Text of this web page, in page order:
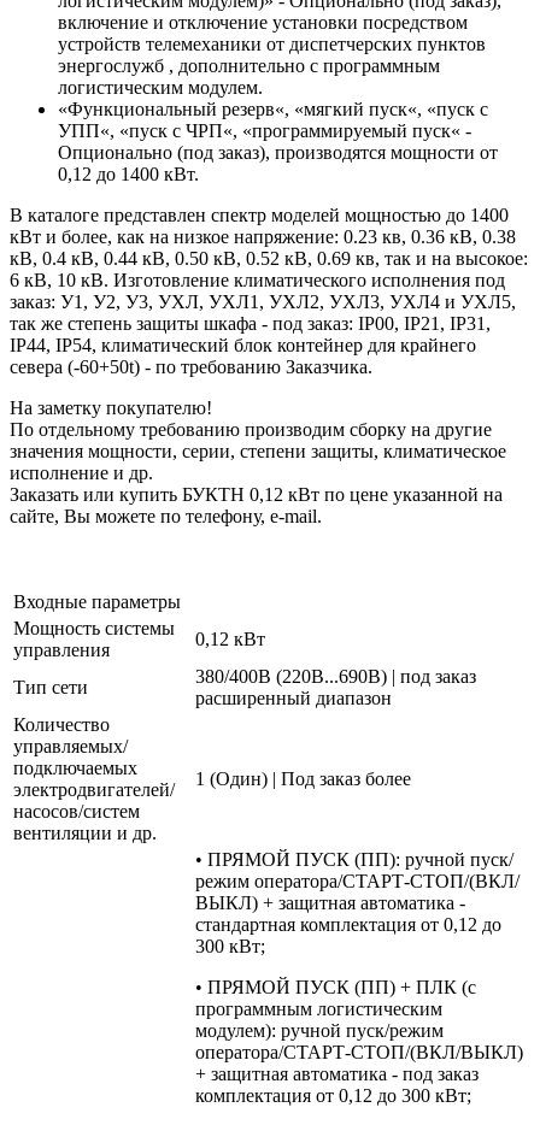
включение и отключение установки посредством
устройств телемеханики от диспетчерских пунктов
энергослужб , дополнительно с программным
логистическим модулем.
«Функциональный резерв«, «мягкий пуск«, «пуск с
УПП«, «пуск с ЧРП«, «программируемый пуск« -
Опционально (под заказ), производятся мощности от
0,12 до 1400 кВт.
В каталоге представлен спектр моделей мощностью до 1400
кВт и более, как на низкое напряжение: 0.23 кв, 0.36 кВ, 0.38
кВ, 0.4 кВ, 0.44 кВ, 0.50 кВ, 0.52 кВ, 0.69 кв, так и на высокое:
6 кВ, 10 кВ. Изготовление климатического исполнения под
заказ: У1, У2, У3, УХЛ, УХЛ1, УХЛ2, УХЛ3, УХЛ4 и УХЛ5,
так же степень защиты шкафа - под заказ: IP00, IP21, IP31,
IP44, IP54, климатический блок контейнер для крайнего
севера (-60+50t) - по требованию Заказчика.
На заметку покупателю!
По отдельному требованию производим сборку на другие
значения мощности, серии, степени защиты, климатическое
исполнение и др.
Заказать или купить БУКТН 0,12 кВт по цене указанной на
сайте, Вы можете по телефону, e-mail.
Входные параметры
Мощность системы
управления
0,12 кВт
Тип сети
380/400В (220В...690В) | под заказ
расширенный диапазон
Количество
управляемых/
подключаемых
электродвигателей/
насосов/систем
вентиляции и др.
1 (Один) | Под заказ более
• ПРЯМОЙ ПУСК (ПП): ручной пуск/
режим оператора/СТАРТ-СТОП/(ВКЛ/
ВЫКЛ) + защитная автоматика -
стандартная комплектация от 0,12 до
300 кВт;
• ПРЯМОЙ ПУСК (ПП) + ПЛК (с
программным логистическим
модулем): ручной пуск/режим
оператора/СТАРТ-СТОП/(ВКЛ/ВЫКЛ)
+ защитная автоматика - под заказ
комплектация от 0,12 до 300 кВт;